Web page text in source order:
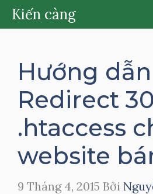
Chuyển
đến
dung
Kiến càng
Hướng dẫn
Redirect
.htaccess
website
9 Tháng 4, 2015 Bởi